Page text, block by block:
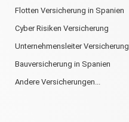
Flotten Versicherung in Spanien
Cyber Risiken Versicherung
Unternehmensleiter Versicherung
Bauversicherung in Spanien
Andere Versicherungen...